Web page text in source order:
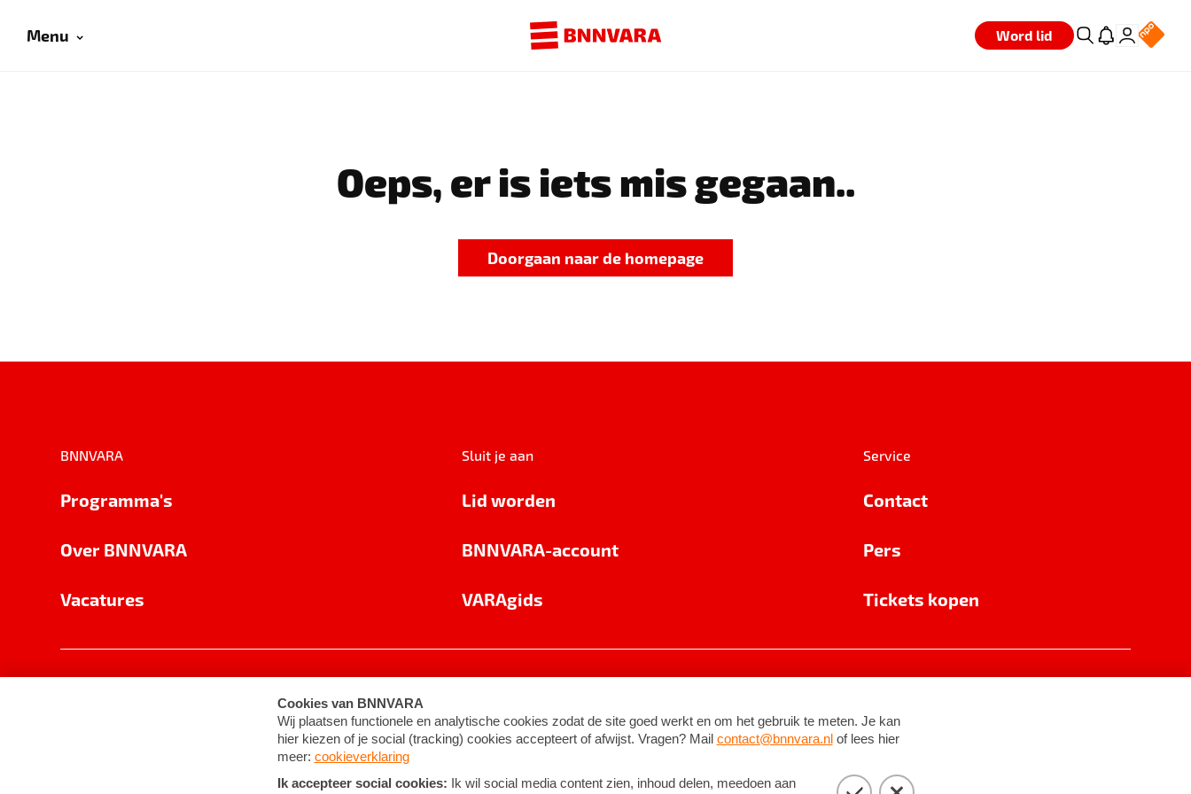
Menu Word lid
Oeps, er is iets mis gegaan..
Doorgaan naar de homepage
BNNVARA
Programma's
Over BNNVARA
Vacatures
Sluit je aan
Lid worden
BNNVARA-account
VARAgids
Service
Contact
Pers
Tickets kopen
Cookie-instellingen Algemene voorwaarden ©2026BNNVARA